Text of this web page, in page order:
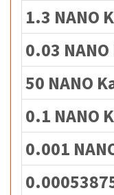
1.3 NANO
0.03
50 NANO
0.1 NANO
0.001